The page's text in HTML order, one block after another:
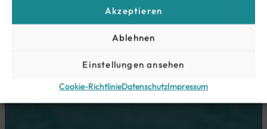
Akzeptieren
Ablehnen
Einstellungen ansehen
Cookie-RichtlinieDatenschutzImpressum